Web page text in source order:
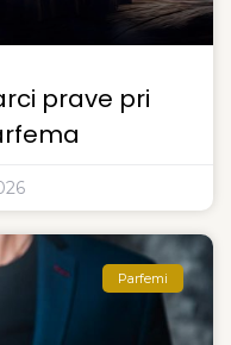
prave pri
Parfemi